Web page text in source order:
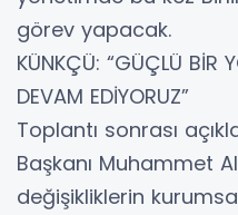
görev yapacak.
KÜNKÇÜ: “GÜÇLÜ BİR
DEVAM EDİYORUZ”
Toplantı sonrası
Başkanı Muhammet
değişikliklerin